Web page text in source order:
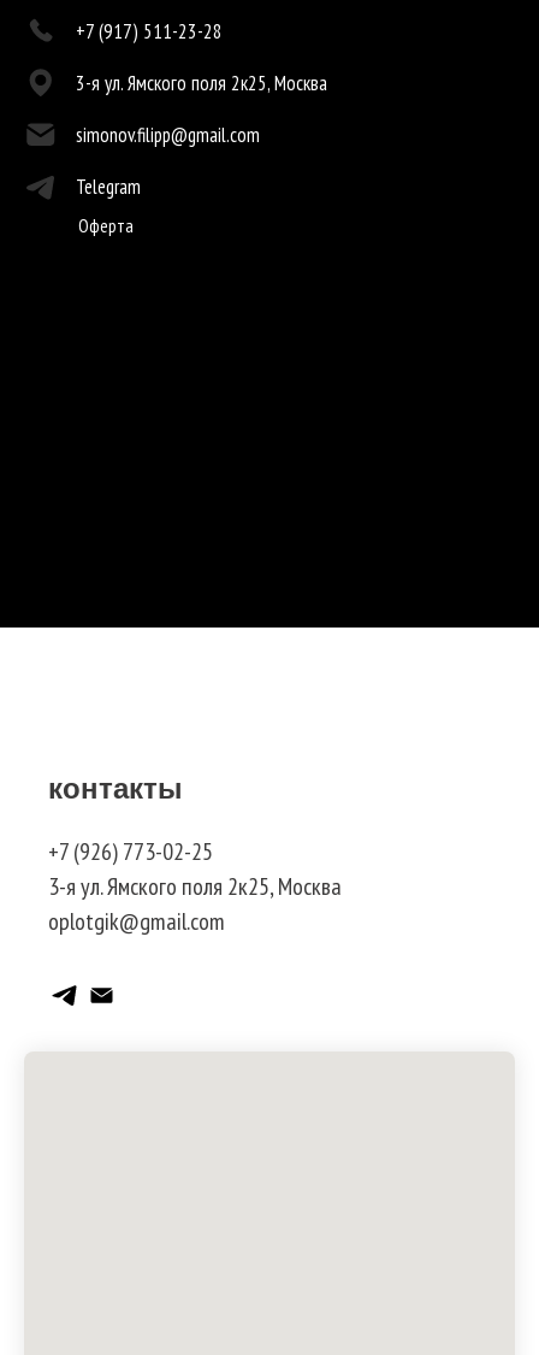
контакты
+7 (926) 773-02-25
3-я ул. Ямского поля 2к25, Москва
oplotgik@gmail.com